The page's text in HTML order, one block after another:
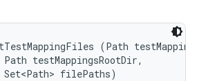
(Path
testMappingsRootDir,
Set<Path> filePaths)